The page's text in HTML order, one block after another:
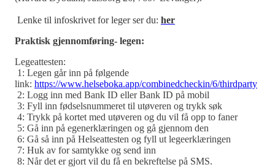
Lenke til infoskrivet for leger ser du: her
Praktisk gjennomføring- legen:
Legeattesten:
1: Legen går inn på følgende
link: https://www.helseboka.app/combinedcheckin/6/thirdparty
2: Logg inn med Bank ID eller Bank ID på mobil
3: Fyll inn fødselsnummeret til utøveren og trykk søk
4: Trykk på kortet med utøveren og du vil få opp to faner
5: Gå inn på egenerklæringen og gå gjennom den
6: Gå så inn på Helseattesten og fyll ut legeerklæringen
7: Huk av for samtykke og send inn
8: Når det er gjort vil du få en bekreftelse på SMS.